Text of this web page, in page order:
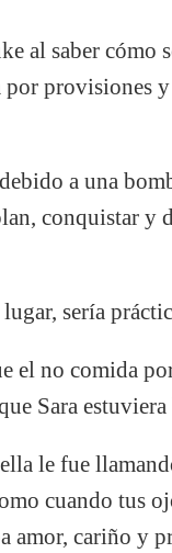
al saber cómo
provisiones
a una
conquistar y
sería
el no comida
Sara
le fue
cuando tus
amor, cariño y